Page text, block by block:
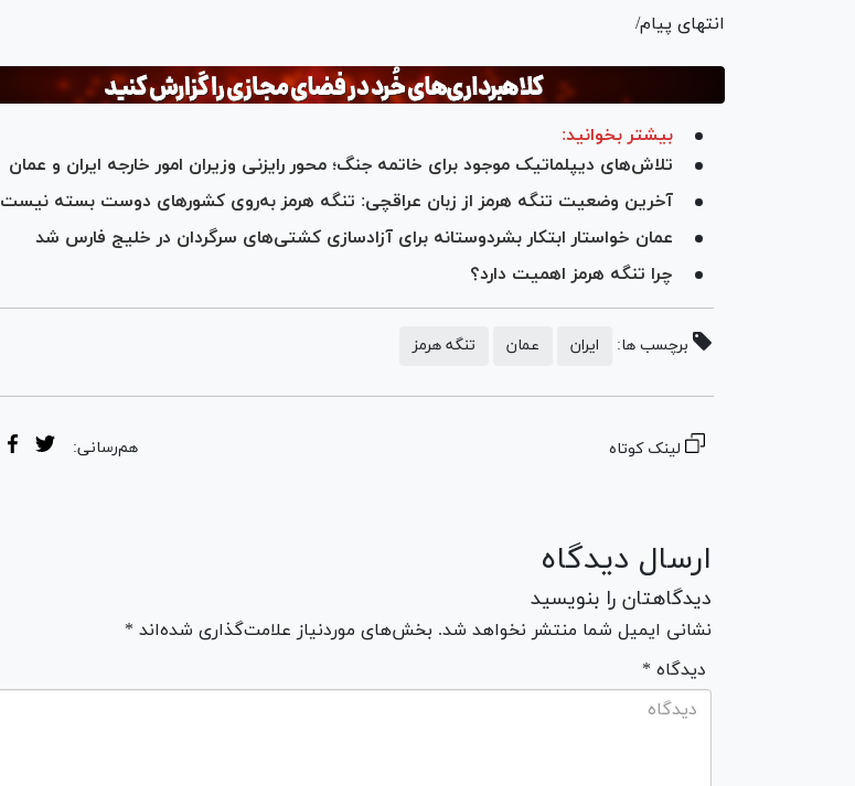
انتهای پیام/
بیشتر بخوانید:
تلاش‌های دیپلماتیک موجود برای خاتمه جنگ؛ محور رایزنی وزیران امور خارجه ایران و عمان
آخرین وضعیت تنگه هرمز از زبان عراقچی: تنگه هرمز به‌روی کشورهای دوست بسته نیست
عمان خواستار ابتکار بشردوستانه برای آزادسازی کشتی‌های سرگردان در خلیج فارس شد
چرا تنگه هرمز اهمیت دارد؟
برچسب ها: ایران عمان تنگه هرمز
لینک کوتاه هم‌رسانی:
ارسال دیدگاه
دیدگاهتان را بنویسید
نشانی ایمیل شما منتشر نخواهد شد. بخش‌های موردنیاز علامت‌گذاری شده‌اند *
* دیدگاه